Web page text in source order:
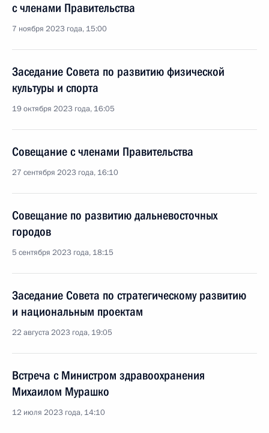
с членами Правительства
7 ноября 2023 года, 15:00
Заседание Совета по развитию физической
культуры и спорта
19 октября 2023 года, 16:05
Совещание с членами Правительства
27 сентября 2023 года, 16:10
Совещание по развитию дальневосточных
городов
5 сентября 2023 года, 18:15
Заседание Совета по стратегическому развитию
и национальным проектам
22 августа 2023 года, 19:05
Встреча с Министром здравоохранения
Михаилом Мурашко
12 июля 2023 года, 14:10